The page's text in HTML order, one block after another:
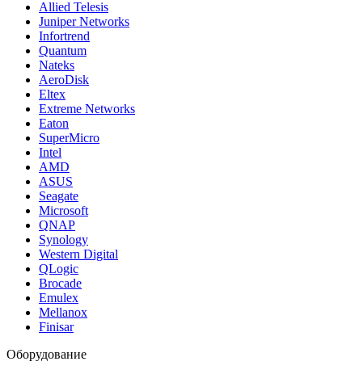
Allied Telesis
Juniper Networks
Infortrend
Quantum
Nateks
AeroDisk
Eltex
Extreme Networks
Eaton
SuperMicro
Intel
AMD
ASUS
Seagate
Microsoft
QNAP
Synology
Western Digital
QLogic
Brocade
Emulex
Mellanox
Finisar
Оборудование